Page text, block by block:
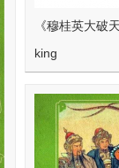
《穆桂英大破
king